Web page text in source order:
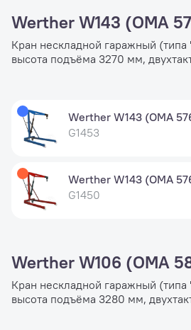
Werther W143 (OMA
Кран нескладной гаражный (типа
высота подъёма 3270 мм,
Werther W143 (OMA
G1453
Werther W143 (OMA
G1450
Werther W106 (OMA
Кран нескладной гаражный (типа
высота подъёма 3280 мм,